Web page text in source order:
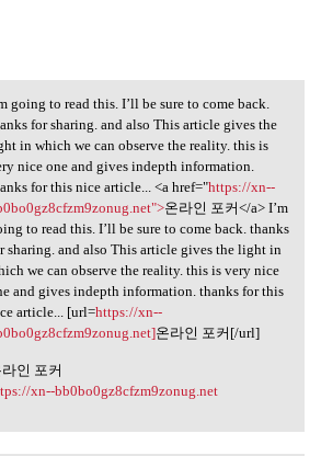
going to read this. I’ll
going to read this. I’ll be sure to come back.
for sharing. and also This article gives the
in which we can observe the reality. this is
nice one and gives indepth information.
for this nice article... <a href="https://xn--
온라인 포커</a> I’m
to read this. I’ll be sure to come back. thanks
sharing. and also This article gives the light in
we can observe the reality. this is very nice
and gives indepth information. thanks for this
article... [url=https://xn--
온라인 포커[/url]
라인 포커
xn--bb0bo0gz8cfzm9zonug.net